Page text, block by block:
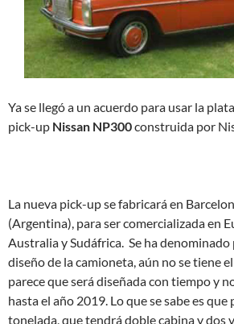
Ya se llegó a un acuerdo para usar la
pick-up Nissan NP300construida por
La nueva pick-up se fabricará en
(Argentina), para ser comercializada en
Australia y Sudáfrica. Se ha
diseño de la camioneta, aún no se tiene
parece que será diseñada con tiempo y
hasta el año 2019. Lo que se sabe es
tonelada, que tendrá doble cabina y dos